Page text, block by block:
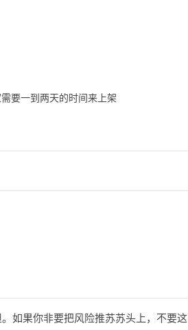
要一到两天的时间来上架
如果你非要把风险推苏苏头上，不要这